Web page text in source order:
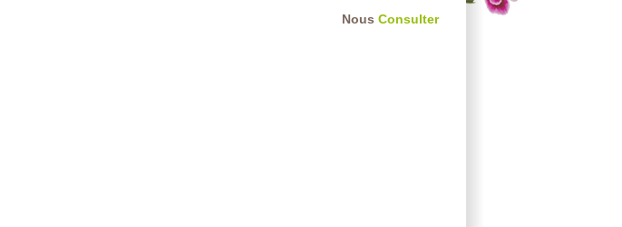
Nous Consulter